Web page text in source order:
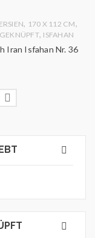
, 170 X 112 CM,
, ISFAHAN
Iran Isfahan Nr. 36